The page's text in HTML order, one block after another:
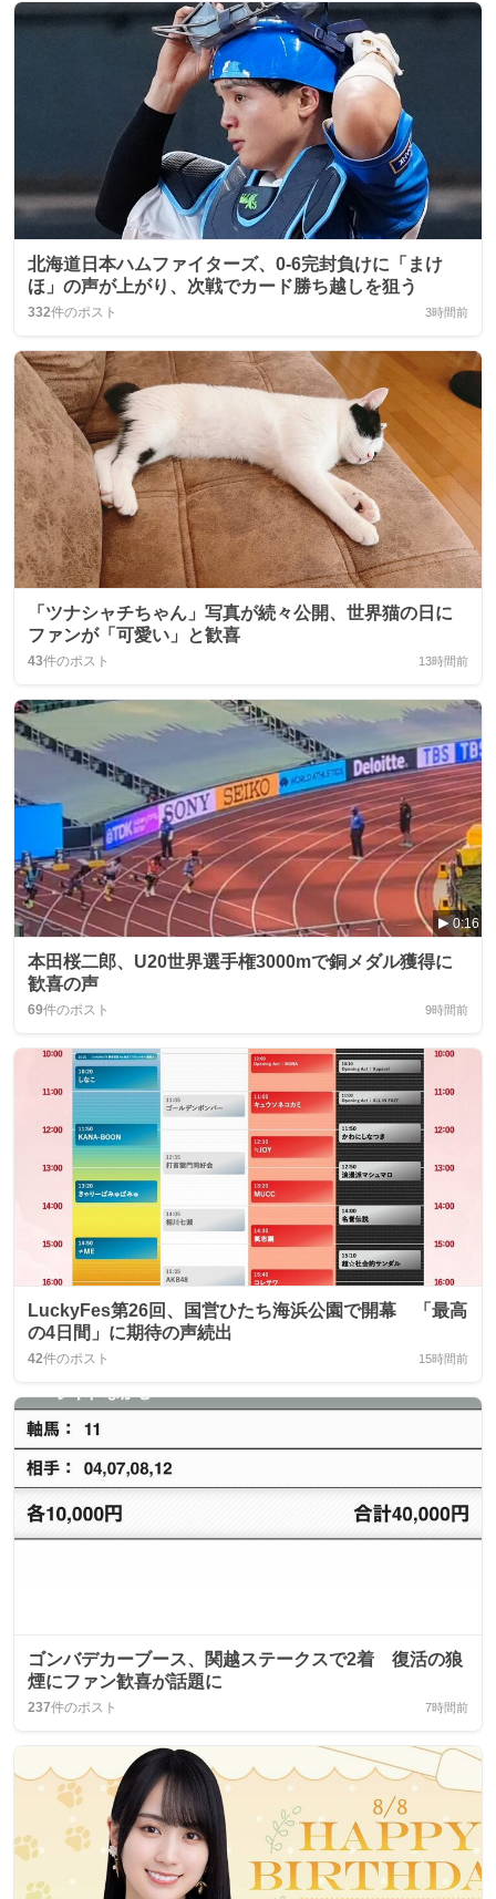
北海道日本ハムファイターズ、0-6完封負けに「まけ
ほ」の声が上がり、次戦でカード勝ち越しを狙う
332件のポスト 3時間前
「ツナシャチちゃん」写真が続々公開、世界猫の日に
ファンが「可愛い」と歓喜
43件のポスト 13時間前
0:16
本田桜二郎、U20世界選手権3000mで銅メダル獲得に
歓喜の声
69件のポスト 9時間前
LuckyFes第26回、国営ひたち海浜公園で開幕 「最高
の4日間」に期待の声続出
42件のポスト 15時間前
ゴンバデカーブース、関越ステークスで2着 復活の狼
煙にファン歓喜が話題に
237件のポスト 7時間前